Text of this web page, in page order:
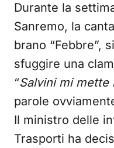
Durante la
Sanremo, la
brano “Febbre”,
sfuggire una
“Salvini mi
parole
Il ministro delle
Trasporti ha